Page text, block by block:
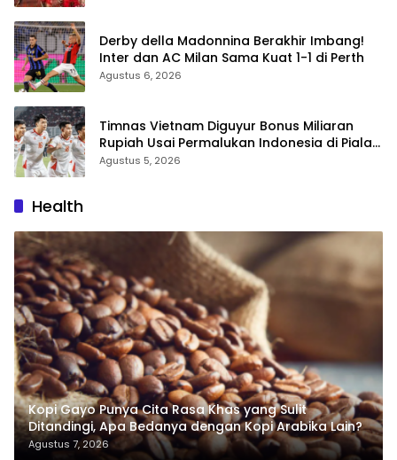
Derby della Madonnina Berakhir Imbang!
Inter dan AC Milan Sama Kuat 1-1 di Perth
Agustus 6, 2026
Timnas Vietnam Diguyur Bonus Miliaran
Rupiah Usai Permalukan Indonesia di Piala
AFF 2026
Agustus 5, 2026
Health
Kopi Gayo Punya Cita Rasa Khas yang Sulit
Ditandingi, Apa Bedanya dengan Kopi Arabika Lain?
Agustus 7, 2026